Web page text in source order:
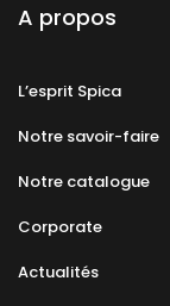
A propos
L’esprit Spica
Notre savoir-faire
Notre catalogue
Corporate
Actualités